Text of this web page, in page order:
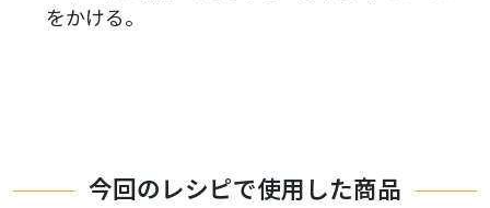
をかける。
今回のレシピで使用した商品